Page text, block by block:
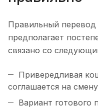
Правильный
предполагает
связано со
Привередливая
соглашается на
Вариант готового